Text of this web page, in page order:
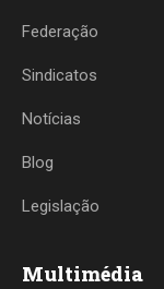
Federação
Sindicatos
Notícias
Blog
Legislação
Multimédia